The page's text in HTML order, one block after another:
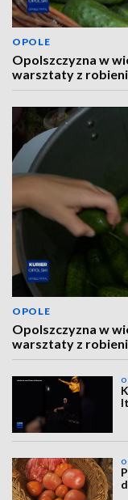
OPOLE
Opolszczyzna w
warsztaty z
OPOLE
Opolszczyzna w
warsztaty z